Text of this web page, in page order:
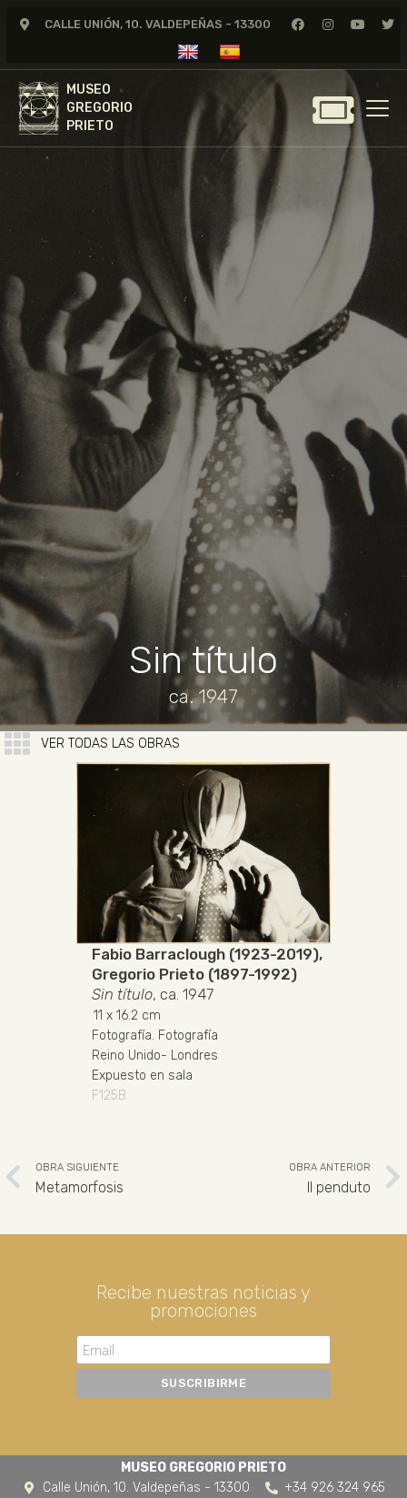
CALLE UNIÓN, 10. VALDEPEÑAS - 13300
MUSEO
GREGORIO
PRIETO
MUSEO
GREGORIO
GREGORIO PRIETO
ARCHIVO
CERTAMEN DE DIBUJO
FUNDACIÓN
TIENDA
NOTICIAS
Sin título
ca. 1947
VER TODAS LAS OBRAS
Fabio Barraclough (1923-2019),
Gregorio Prieto (1897-1992)
Sin título, ca. 1947
11 x 16.2 cm
Fotografía. Fotografía
Reino Unido- Londres
Expuesto en sala
F125B
OBRA SIGUIENTE
Metamorfosis
OBRA ANTERIOR
Il penduto
Recibe nuestras noticias y
promociones
MUSEO GREGORIO PRIETO
Calle Unión, 10. Valdepeñas - 13300
+34 926 324 965